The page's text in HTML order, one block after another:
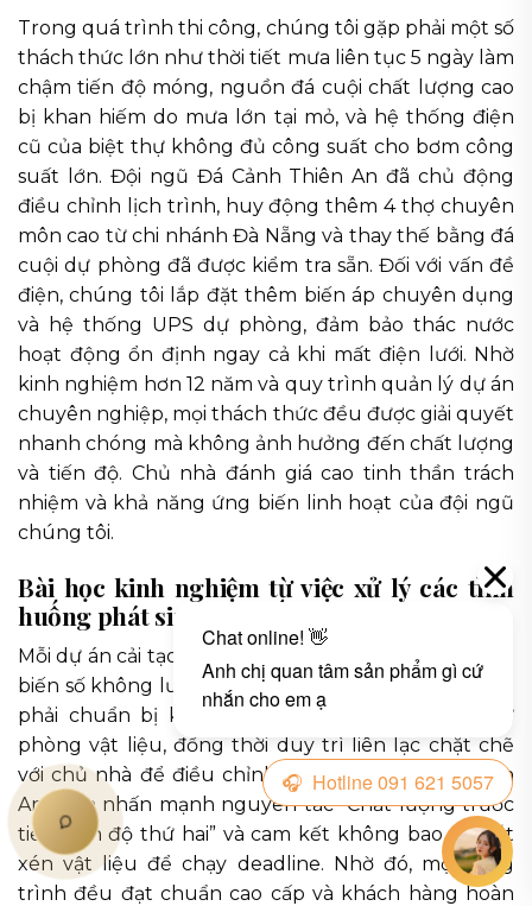
Trong quá trình thi công, chúng tôi gặp phải một số
thách thức lớn như thời tiết mưa liên tục 5 ngày làm
chậm tiến độ móng, nguồn đá cuội chất lượng cao
bị khan hiếm do mưa lớn tại mỏ, và hệ thống điện
cũ của biệt thự không đủ công suất cho bơm công
suất lớn. Đội ngũ Đá Cảnh Thiên An đã chủ động
điều chỉnh lịch trình, huy động thêm 4 thợ chuyên
môn cao từ chi nhánh Đà Nẵng và thay thế bằng đá
cuội dự phòng đã được kiểm tra sẵn. Đối với vấn đề
điện, chúng tôi lắp đặt thêm biến áp chuyên dụng
và hệ thống UPS dự phòng, đảm bảo thác nước
hoạt động ổn định ngay cả khi mất điện lưới. Nhờ
kinh nghiệm hơn 12 năm và quy trình quản lý dự án
chuyên nghiệp, mọi thách thức đều được giải quyết
nhanh chóng mà không ảnh hưởng đến chất lượng
và tiến độ. Chủ nhà đánh giá cao tinh thần trách
nhiệm và khả năng ứng biến linh hoạt của đội ngũ
chúng tôi.
Bài học kinh nghiệm từ việc xử lý các tình
huống phát sinh thực tế
Mỗi dự án cải tạo sân vườn thác nước đều có những
biến số không lường trước được. Bài học lớn nhất là
phải chuẩn bị kỹ lưỡng từ khâu khảo sát và dự
phòng vật liệu, đồng thời duy trì liên lạc chặt chẽ
với chủ nhà để điều chỉnh kịp thời. Đá Cảnh Thiên
An luôn nhấn mạnh nguyên tắc “Chất lượng trước
tiên, tiến độ thứ hai” và cam kết không bao giờ cắt
xén vật liệu để chạy deadline. Nhờ đó, mọi công
trình đều đạt chuẩn cao cấp và khách hàng hoàn